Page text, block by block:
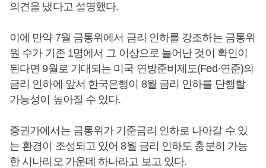
의견을 냈다고 설명했다.
이에 만약 7월 금통위에서 금리 인하를 강조하는 금통위
원 수가 기존 1명에서 그 이상으로 늘어난 것이 확인이
된다면 9월로 기대되는 미국 연방준비제도(Fed·연준)의
금리 인하에 앞서 한국은행이 8월 금리 인하를 단행할
가능성이 높아질 수 있다.
증권가에서는 금통위가 기준금리 인하로 나아갈 수 있
는 환경이 조성되고 있어 8월 금리 인하도 충분히 가능
한 시나리오 가운데 하나라고 보고 있다.